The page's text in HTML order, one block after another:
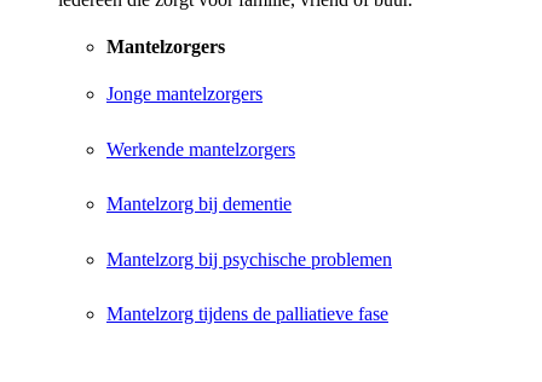
Mantelzorgers
Jonge mantelzorgers
Werkende mantelzorgers
Mantelzorg bij dementie
Mantelzorg bij psychische problemen
Mantelzorg tijdens de palliatieve fase